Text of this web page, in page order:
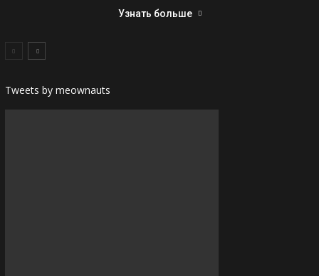
Узнать больше
Tweets by meownauts